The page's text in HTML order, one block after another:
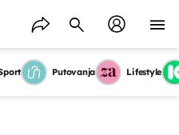
Putovanja Lifestyle